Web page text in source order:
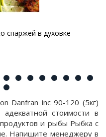
спаржей в духовке
Danfran inc 90-120 (5кг)
стоимости в
и рыбы Рыбка с
Напишите менеджеру в